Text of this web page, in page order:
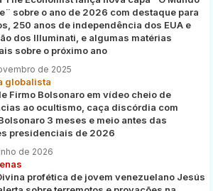
sobre o ano de 2026 com destaque para
250 anos de independência dos EUA e
dos Illuminati, e algumas matérias
sobre o próximo ano
de 2025
globalista
Firmo Bolsonaro em vídeo cheio de
ao ocultismo, caça discórdia com
3 meses e meio antes das
presidenciais de 2026
de 2026
profética de jovem venezuelano Jesús